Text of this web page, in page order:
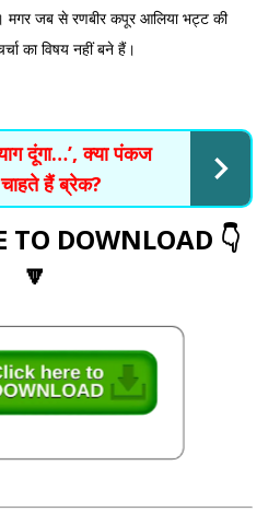
जब से रणबीर कपूर आलिया भट्ट की
का विषय नहीं बने हैं।
दूंगा…’, क्या पंकज
चाहते हैं ब्रेक?
TO DOWNLOAD 👇
🔽